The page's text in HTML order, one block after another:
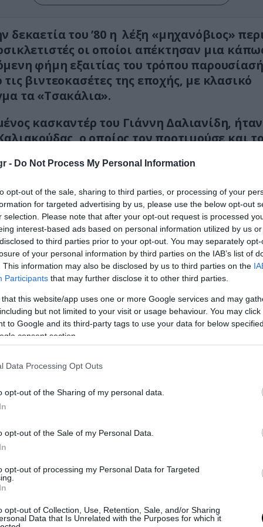
- Do Not Process My Personal Information
opt-out of the sale, sharing to third parties, or processing of your
for targeted advertising by us, please use the below opt-out
selection. Please note that after your opt-out request is processed
interest-based ads based on personal information utilized by us
to third parties prior to your opt-out. You may separately
of your personal information by third parties on the IAB’s list of
This information may also be disclosed by us to third parties on the
Participants that may further disclose it to other third parties.
that this website/app uses one or more Google services and may
but not limited to your visit or usage behaviour. You may
to Google and its third-party tags to use your data for below
consent section.
Data Processing Opt Outs
opt-out of the Sharing of my personal data.
opt-out of the Sale of my Personal Data.
opt-out of processing my Personal Data for Targeted
opt-out of Collection, Use, Retention, Sale, and/or Sharing
Data that Is Unrelated with the Purposes for which it
δεκαετία του ’80 η λέξη «μηχανόβιος»
οι οποίοι απέκτησαν μια
φήμη εξαιτίας του τρόπου
βιντεοκασέτες της εποχής, με κλασικό
τα «Τσακάλια».
κασκαντέρ του Γιάννη Δαλιανίδη,
ο οποίος τον προτιμούσε και
Ευστρατιάδη. Προφανώς όσο καλοί και αν
πάνω στους δύο τροχούς, δεν θα
στις επικίνδυνες σκηνές. Εκεί ήταν που
δράση ο Σταύρος Καλιακούδας.
τις ταινίες με τον Ψάλτη ήταν… ταμάμ αφού
εποχή ήταν ιδιαίτερα αδύνατος, αλλά το…
να μπαίνει στα… ρούχα και άλλων, πιο
όπως ο Πάνος Μιχαλόπουλος στα θρυλικά
και η πρώτη του παρουσία σε ταινία, πίσω
Μιχαλόπουλος) που ενδιαφέρεται μόνο
μπλέκει με συμμορίες και ναρκωτικά. Το φιλμ
επικίνδυνες σκηνές οι οποίες γυρίστηκαν στην
παίρνει το βάπτισμα του πυρός.
και ένα ατύχημα. Όπως περιγράφει και ο ίδιος
πρωταγωνιστής, ήταν τόσο θεαματικό το
Δαλιανίδης αποφάσισε το προφανές.
μοντάζ αλλά να το αφήσει στην ταινία,